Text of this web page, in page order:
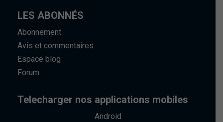
LES ABONNÉS
Abonnement
Avis et commentaires
Espace blog
Forum
Telecharger nos applications mobiles
Android